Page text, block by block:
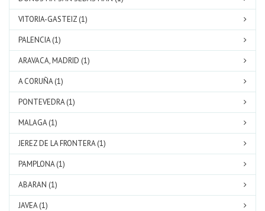
VITORIA-GASTEIZ (1)
PALENCIA (1)
ARAVACA, MADRID (1)
A CORUÑA (1)
PONTEVEDRA (1)
MALAGA (1)
JEREZ DE LA FRONTERA (1)
PAMPLONA (1)
ABARAN (1)
JAVEA (1)